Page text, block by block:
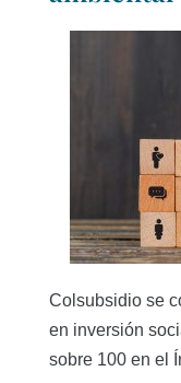
Colsubsidio se
en inversión
sobre 100 en el